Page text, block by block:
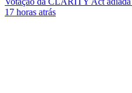
17 horas atrás